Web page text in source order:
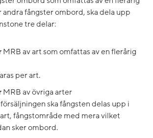
andra fångster ombord, ska dela upp
tre delar:
MRB av art som omfattas av en flerårig
per art.
MRB av övriga arter
ska fångsten delas upp i
fångstområde med mera vilket
sker ombord.